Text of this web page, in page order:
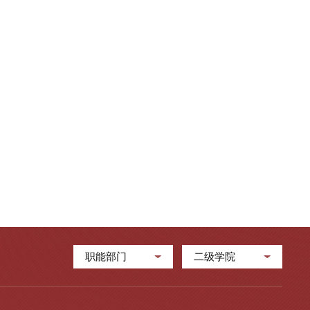
职能部门 二级学院